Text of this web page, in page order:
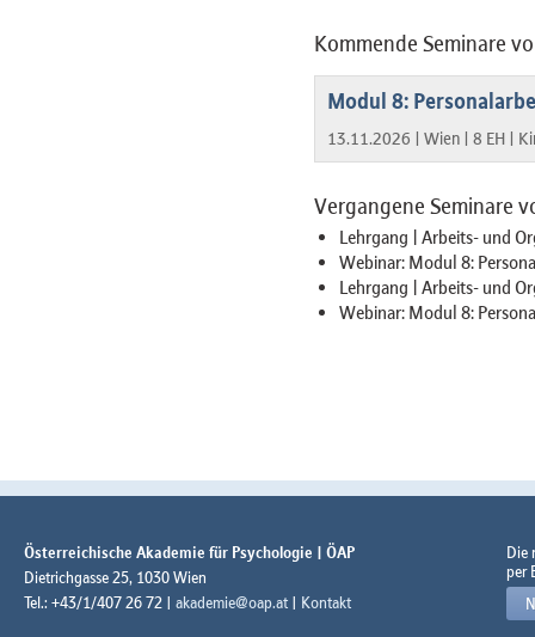
Kommende Seminare
Modul 8:
13.11.2026 | Wien | 8 EH |
Vergangene Seminare
Lehrgang | Arbeits- und
Webinar: Modul 8:
Lehrgang | Arbeits- und
Webinar: Modul 8:
Österreichische Akademie für Psychologie | ÖAP
Dietrichgasse 25, 1030 Wien
Tel.: +43/1/407 26 72 | akademie@oap.at | Kontakt
Die
per